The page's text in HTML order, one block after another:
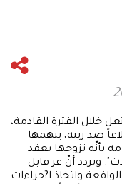
خلال الفترة القادمة،
ضد زينة، يتهمها
بأنّه تزوجها بعقد
وتردد أنّ عز قابل
واتخاذ ا?جراءات